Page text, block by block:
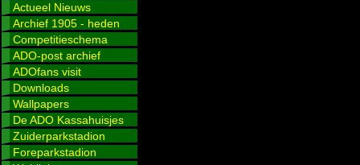
Actueel Nieuws
Archief 1905 - heden
Competitieschema
ADO-post archief
ADOfans visit
Downloads
Wallpapers
De ADO Kassahuisjes
Zuiderparkstadion
Foreparkstadion